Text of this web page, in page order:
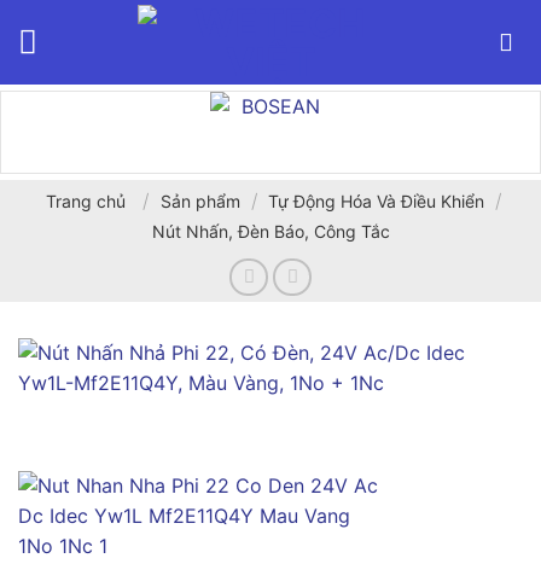
Trang chủ / Sản phẩm / Tự Động Hóa Và Điều Khiển /
Nút Nhấn, Đèn Báo, Công Tắc